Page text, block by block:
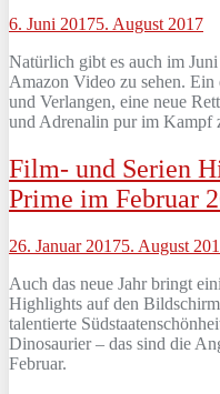
6. Juni 20175. August 2017
Natürlich gibt es auch im
Amazon Video zu sehen.
und Verlangen, eine neue
und Adrenalin pur im Kampf
Film- und Serien
Prime im Februar
26. Januar 20175. August
Auch das neue Jahr bringt
Highlights auf den
talentierte
Dinosaurier – das sind die
Februar.